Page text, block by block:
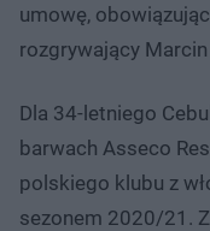
umowę,
rozgrywający
Dla 34-letniego
barwach Asseco
polskiego klubu z
sezonem 2020/21.